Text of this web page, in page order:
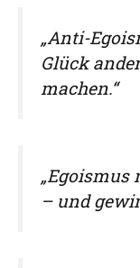
„Anti-
Glück
machen.“
– und